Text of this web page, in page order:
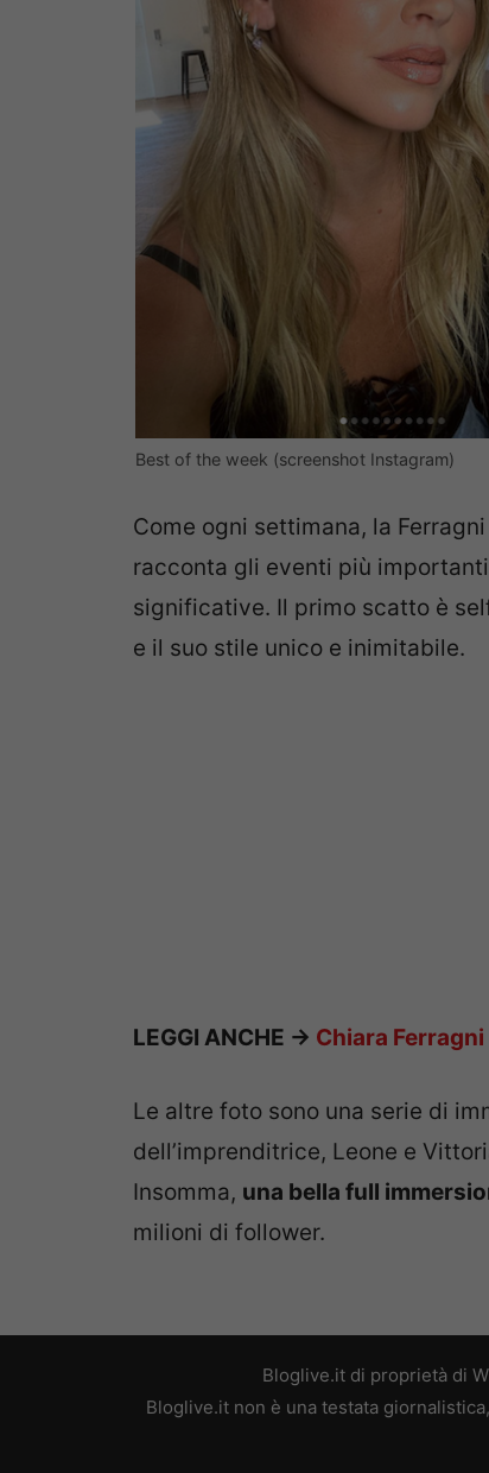
Best of the week (screenshot Instagram)
Come ogni settimana, la
racconta gli eventi più
significative. Il primo scatto è
e il suo stile unico e inimitabile.
LEGGI ANCHE -> Chiara
Le altre foto sono una serie di
dell’imprenditrice, Leone e
Insomma, una bella full
milioni di follower.
Bloglive.it di proprietà di
Bloglive.it non è una testata